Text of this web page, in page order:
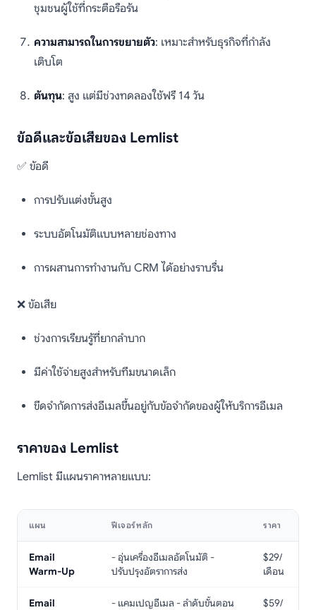
ชุมชนผู้ใช้ที่กระตือรือร้น
ความสามารถในการขยายตัว: เหมาะสำหรับธุรกิจที่กำลัง
เติบโต
ต้นทุน: สูง แต่มีช่วงทดลองใช้ฟรี 14 วัน
ข้อดีและข้อเสียของ Lemlist
✅ ข้อดี
การปรับแต่งขั้นสูง
ระบบอัตโนมัติแบบหลายช่องทาง
การผสานการทำงานกับ CRM ได้อย่างราบรื่น
❌ ข้อเสีย
ช่วงการเรียนรู้ที่ยากลำบาก
มีค่าใช้จ่ายสูงสำหรับทีมขนาดเล็ก
ขีดจำกัดการส่งอีเมลขึ้นอยู่กับข้อจำกัดของผู้ให้บริการอีเมล
ราคาของ Lemlist
Lemlist มีแผนราคาหลายแบบ:
แผน ฟีเจอร์หลัก ราคา
Email
Warm-Up
- อุ่นเครื่องอีเมลอัตโนมัติ -
ปรับปรุงอัตราการส่ง
$29/
เดือน
Email - แคมเปญอีเมล - ลำดับขั้นตอน $59/